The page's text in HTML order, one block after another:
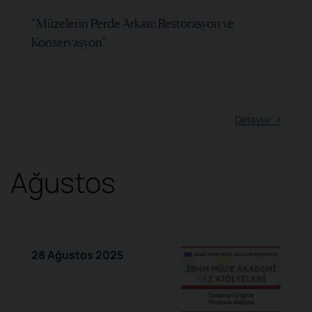
“Müzelerin Perde Arkası: Restorasyon ve
Konservasyon”
Detaylar
Ağustos
28 Ağustos 2025